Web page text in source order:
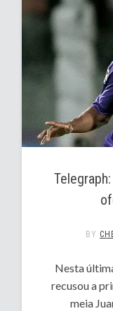
BY
Nesta
recusou a
meia